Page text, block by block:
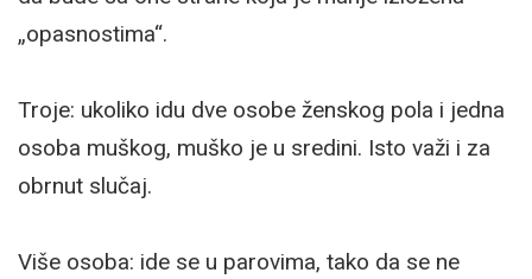
„opasnostima“.
Troje: ukoliko idu dve osobe ženskog pola i jedna
osoba muškog, muško je u sredini. Isto važi i za
obrnut slučaj.
Više osoba: ide se u parovima, tako da se ne